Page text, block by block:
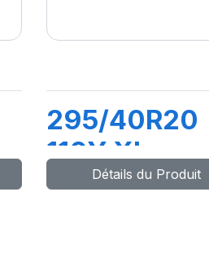
295/40R20
110Y XL
ROSSO (AO)
Détails du Produit